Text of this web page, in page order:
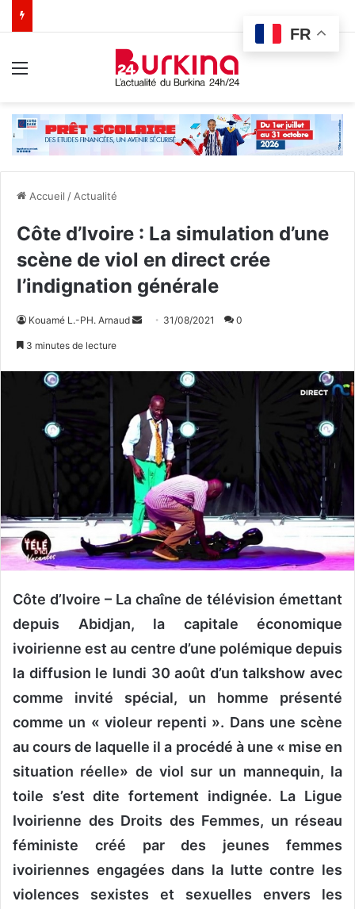
Accueil / Actualité
Côte d’Ivoire : La simulation d’une
scène de viol en direct crée
l’indignation générale
Kouamé L.-PH. Arnaud
e
u
n
c
o
u
r
r
e
31/08/2021 0
3 minutes de lecture
Côte d’Ivoire – La chaîne de télévision émettant
depuis Abidjan, la capitale économique
ivoirienne est au centre d’une polémique depuis
la diffusion le lundi 30 août d’un talkshow avec
comme invité spécial, un homme présenté
comme un « violeur repenti ». Dans une scène
au cours de laquelle il a procédé à une « mise en
situation réelle» de viol sur un mannequin, la
toile s’est dite fortement indignée. La Ligue
Ivoirienne des Droits des Femmes, un réseau
féministe créé par des jeunes femmes
ivoiriennes engagées dans la lutte contre les
violences sexistes et sexuelles envers les
FR